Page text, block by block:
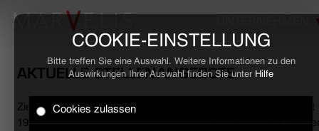
COOKIE-EINSTELLUNG
Bitte treffen Sie eine Auswahl. Weitere Informationen zu den
Auswirkungen Ihrer Auswahl finden Sie unter Hilfe
Cookies zulassen
HOME
AKTUELLE STELLENANGEBOTE
Ziele erreichen, Herausforderungen meistern, Erfolge feiern. Seit
1994 begleiten wir den anspruchsvollen Mann sowohl mit